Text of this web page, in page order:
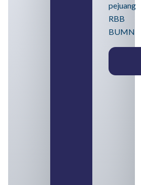
pejuang
RBB
BUMN